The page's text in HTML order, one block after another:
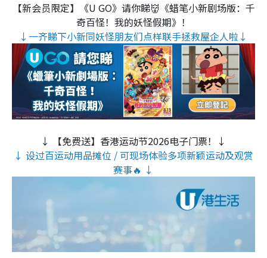
【新会员限定】《U GO》请你睇👹《蜡笔小新剧场版：千
奇百怪！我的妖怪假期》！
↓一齐睇下小新同妖怪朋友们点样联手拯救屋企人啦↓
↓ 【免费送】香港运动节2026电子门票！↓
↓ 设过百运动用品摊位 / 可现场体验多项新颖运动及观赏
赛事🔥 ↓